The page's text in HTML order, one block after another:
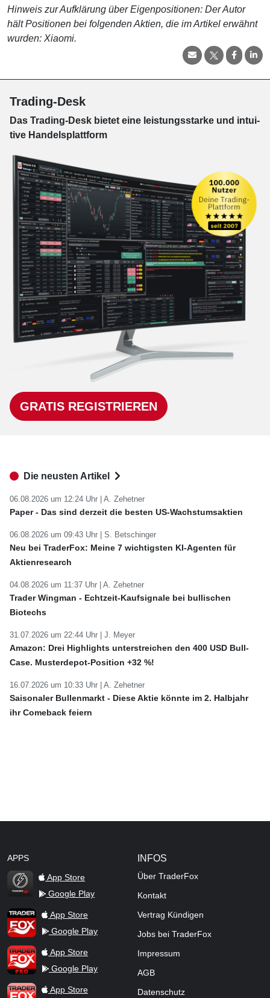
Hinweis zur Aufklärung über Eigenpositionen: Der Autor
hält Positionen bei folgenden Aktien, die im Artikel erwähnt
wurden: Xiaomi.
Trading-Desk
Das Trading-Desk bie­tet eine leis­tungs­star­ke und in­tui­
tive Han­dels­platt­form
GRATIS REGISTRIEREN
Die neusten Artikel
06.08.2026 um 12:24 Uhr | A. Zehetner
Paper - Das sind derzeit die besten US-Wachstumsaktien
06.08.2026 um 09:43 Uhr | S. Betschinger
Neu bei TraderFox: Meine 7 wichtigsten KI-Agenten für
Aktienresearch
04.08.2026 um 11:37 Uhr | A. Zehetner
Trader Wingman - Echtzeit-Kaufsignale bei bullischen
Biotechs
31.07.2026 um 22:44 Uhr | J. Meyer
Amazon: Drei Highlights unterstreichen den 400 USD Bull-
Case. Musterdepot-Position +32 %!
16.07.2026 um 10:33 Uhr | A. Zehetner
Saisonaler Bullenmarkt - Diese Aktie könnte im 2. Halbjahr
ihr Comeback feiern
APPS
TraderFox Flash
App Store
Google Play
TraderFox AppApp Store
Google Play
TraderFox ProApp Store
Google Play
TraderFox dpa-AFX ProFeed
App Store
INFOS
Über TraderFox
Kontakt
Vertrag Kündigen
Jobs bei TraderFox
Impressum
AGB
Datenschutz